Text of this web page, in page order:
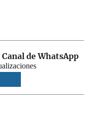
de WhatsApp